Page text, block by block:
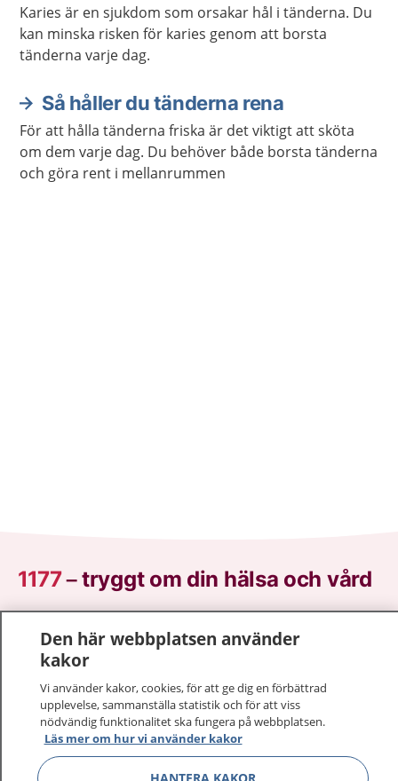
Karies är en sjukdom som orsakar hål i tänderna. Du
kan minska risken för karies genom att borsta
tänderna varje dag.
Så håller du tänderna rena
För att hålla tänderna friska är det viktigt att sköta
om dem varje dag. Du behöver både borsta tänderna
och göra rent i mellanrummen
1177–tryggt om din hälsa och vård
sjukdomar och vilka mottagningar du kan kontakta.
Logga in för att läsa din journal och göra dina
vårdärenden. Ring telefonnummer 1177 för
sjukvårdsrådgivning dygnet runt.
1177 ger dig råd när du vill må bättre.
Den här webbplatsen använder
kakor
Vi använder kakor, cookies, för att ge dig en förbättrad
upplevelse, sammanställa statistik och för att viss
nödvändig funktionalitet ska fungera på webbplatsen.
Läs mer om hur vi använder kakor